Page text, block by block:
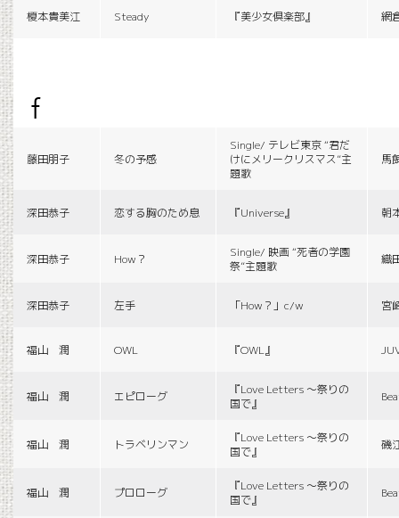
榎本貴美江 Steady 『美少女倶楽部』 網
f
藤田朋子 冬の予感
Single/ テレビ東京 “君だ
けにメリークリスマス”主
題歌
馬
深田恭子 恋する胸のため息 『Universe』 朝
深田恭子 How？
Single/ 映画 “死者の学園
祭”主題歌
織
深田恭子 左手 「How？」c/w 宮
福山 潤 OWL 『OWL』
福山 潤 エピローグ
『Love Letters 〜祭りの
国で』
福山 潤 トラベリンマン
『Love Letters 〜祭りの
国で』
磯
福山 潤 プロローグ
『Love Letters 〜祭りの
国で』